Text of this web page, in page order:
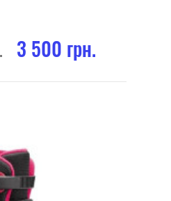
3 500 грн.